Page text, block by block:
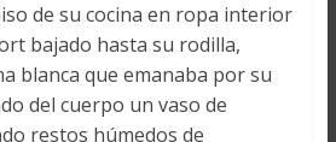
de su cocina en ropa interior
bajado hasta su rodilla,
blanca que emanaba por su
del cuerpo un vaso de
restos húmedos de